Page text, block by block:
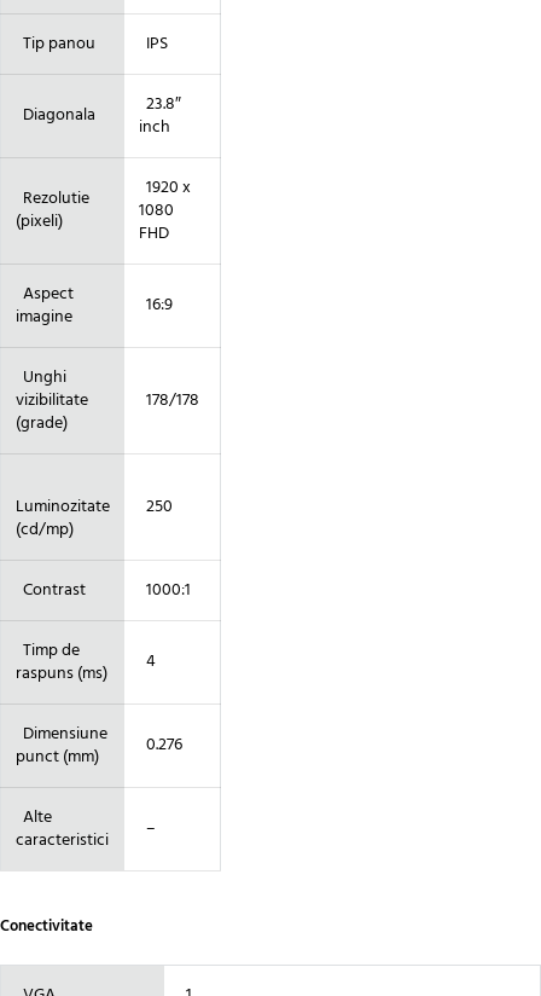
Tip panou IPS
Diagonala
23.8″
inch
Rezolutie
(pixeli)
1920 x
1080
FHD
Aspect
imagine
16:9
Unghi
vizibilitate
(grade)
178/178
Luminozitate
(cd/mp)
250
Contrast 1000:1
Timp de
raspuns (ms)
4
Dimensiune
punct (mm)
0.276
Alte
caracteristici
–
Conectivitate